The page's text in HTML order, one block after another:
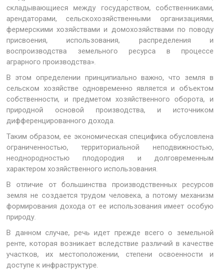
складывающиеся между государством, собственниками,
арендаторами, сельскохозяйственными организациями,
фермерскими хозяйствами и домохозяйствами по поводу
присвоения, использования, распределения и
воспроизводства земельного ресурса в процессе
аграрного производства».
В этом определении принципиально важно, что земля в
сельском хозяйстве одновременно является и объектом
собственности, и предметом хозяйственного оборота, и
природной основой производства, и источником
дифференцированного дохода.
Таким образом, ее экономическая специфика обусловлена
ограниченностью, территориальной неподвижностью,
неоднородностью плодородия и долговременным
характером хозяйственного использования.
В отличие от большинства производственных ресурсов
земля не создается трудом человека, а потому механизм
формирования дохода от ее использования имеет особую
природу.
В данном случае, речь идет прежде всего о земельной
ренте, которая возникает вследствие различий в качестве
участков, их местоположении, степени освоенности и
доступе к инфраструктуре.